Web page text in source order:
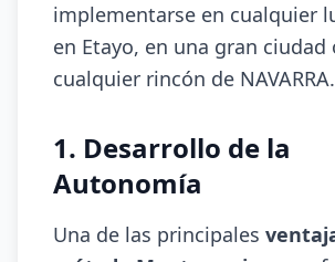
implementarse en cualquier
en Etayo, en una gran ciudad
cualquier rincón de NAVARRA.
1. Desarrollo de la
Autonomía
Una de las principales